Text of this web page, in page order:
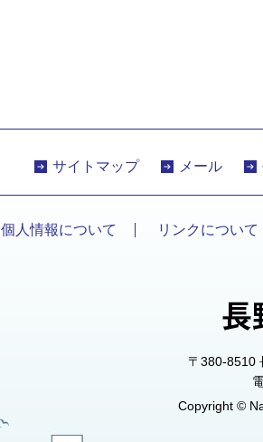
サイトマップ メール
個人情報について リンクについて
〒380-8510
Copyright ©